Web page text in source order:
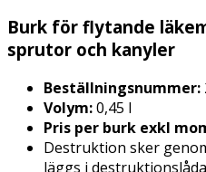
Burk för flytande
sprutor och kanyler
Beställningsnummer:
Volym:0,45 l
Pris per burk exkl
Destruktion sker
läggs i